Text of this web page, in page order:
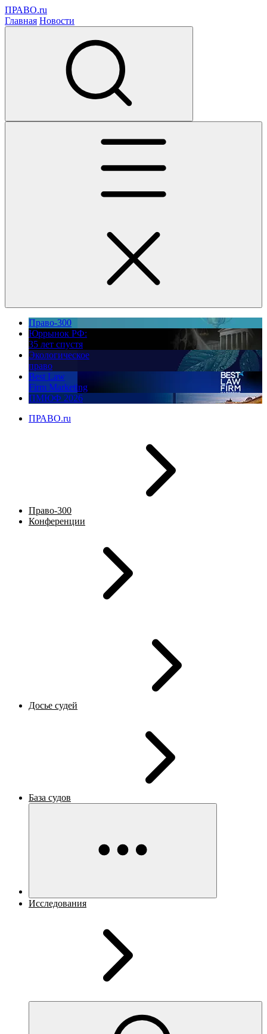
ПРАВО.ru
Главная Новости
Право-300
Юррынок РФ:
35 лет спустя
Экологическое
право
Best Law
Firm Marketing
ПМЮФ 2026
ПРАВО.ru
Право-300
Конференции
Досье судей
База судов
Исследования